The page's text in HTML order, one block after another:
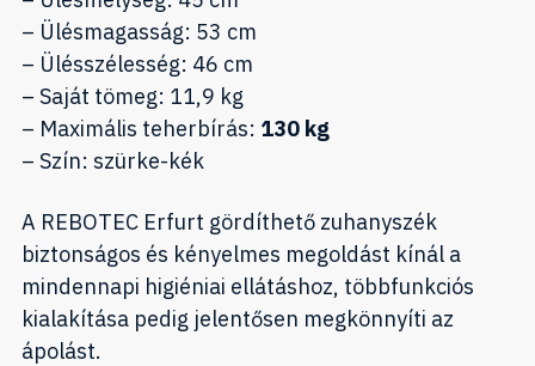
– Ülésmagasság: 53 cm
– Ülésszélesség: 46 cm
– Saját tömeg: 11,9 kg
– Maximális teherbírás: 130 kg
– Szín: szürke-kék
A REBOTEC Erfurt gördíthető zuhanyszék
biztonságos és kényelmes megoldást kínál a
mindennapi higiéniai ellátáshoz, többfunkciós
kialakítása pedig jelentősen megkönnyíti az
ápolást.